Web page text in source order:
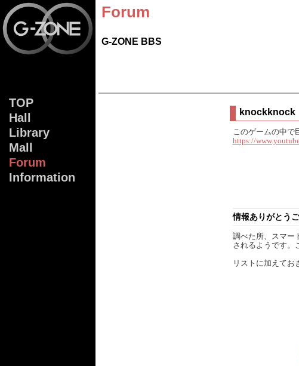
TOP
Hall
Library
Mall
Forum
Information
Forum
G-ZONE BBS
knockknock
このゲームの中で
https://
情報ありがとう
調べた所、スマー
されるようです。
リストに加えてお